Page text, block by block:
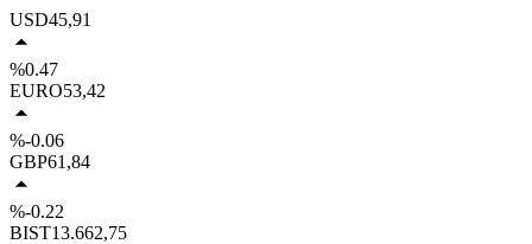
USD45,91
%0.47
EURO53,42
%-0.06
GBP61,84
%-0.22
BIST13.662,75